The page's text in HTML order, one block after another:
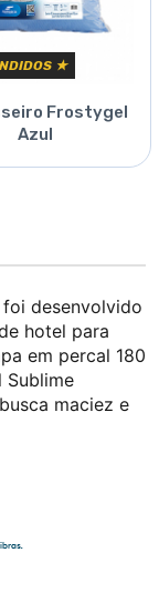
★
Frostygel
Azul
foi desenvolvido
hotel para
em percal 180
Sublime
maciez e